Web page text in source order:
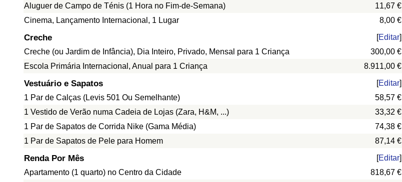
Aluguer de Campo de Ténis (1 Hora no Fim-de-Semana) 11,67 €
Cinema, Lançamento Internacional, 1 Lugar 8,00 €
Creche [Editar]
Creche (ou Jardim de Infância), Dia Inteiro, Privado, Mensal para 1 Criança
300,00 €
Escola Primária Internacional, Anual para 1 Criança 8.911,00 €
Vestuário e Sapatos [Editar]
1 Par de Calças (Levis 501 Ou Semelhante)
58,57 €
1 Vestido de Verão numa Cadeia de Lojas (Zara, H&M, ...) 33,32 €
1 Par de Sapatos de Corrida Nike (Gama Média) 74,38 €
1 Par de Sapatos de Pele para Homem 87,14 €
Renda Por Mês [Editar]
Apartamento (1 quarto) no Centro da Cidade
818,67 €